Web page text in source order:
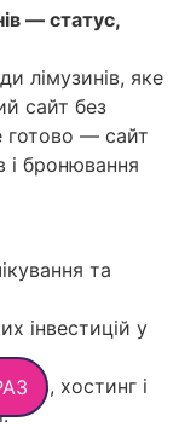
— статус,
лімузинів, яке
сайт без
готово — сайт
і бронювання
та
інвестицій у
хостинг і